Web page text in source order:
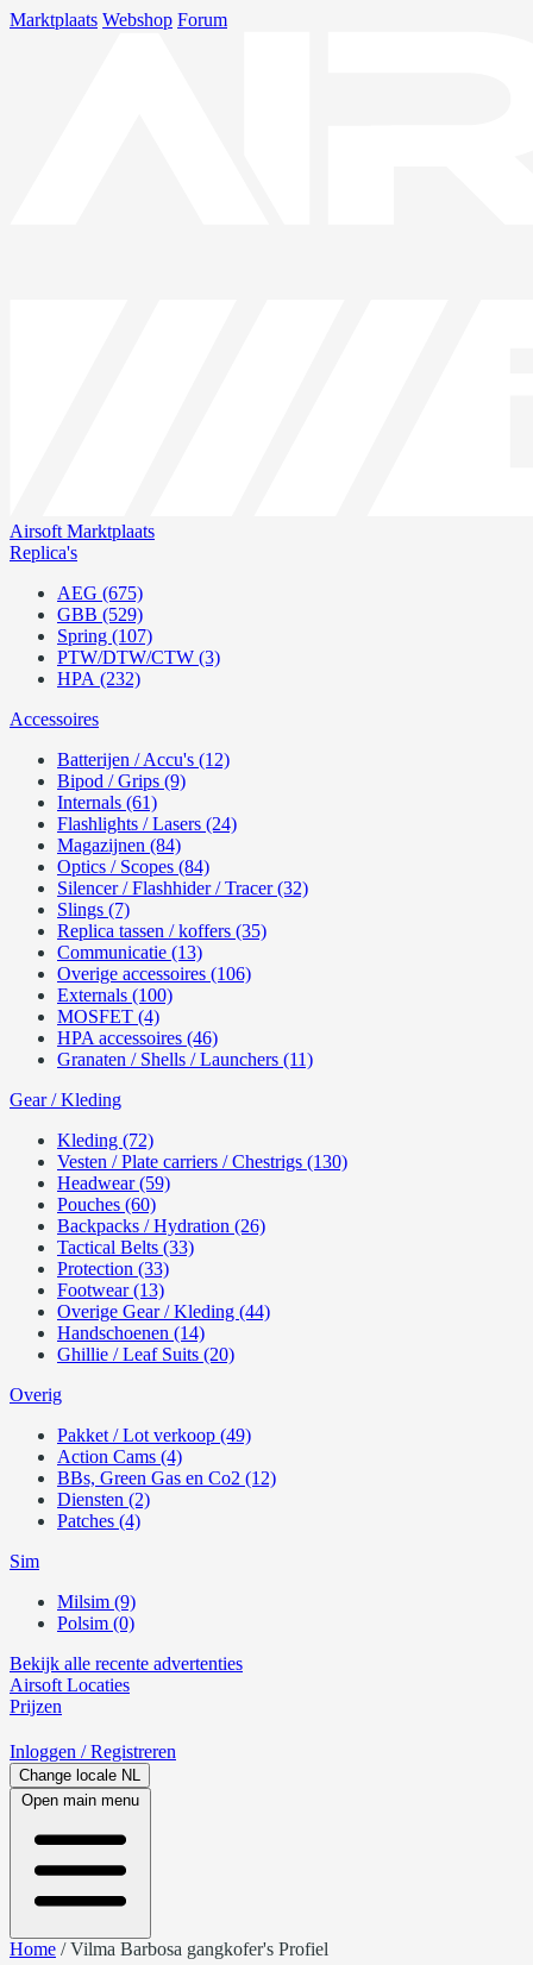
Marktplaats Webshop Forum
Airsoft Marktplaats
Replica's
AEG (675)
GBB (529)
Spring (107)
PTW/DTW/CTW (3)
HPA (232)
Accessoires
Batterijen / Accu's (12)
Bipod / Grips (9)
Internals (61)
Flashlights / Lasers (24)
Magazijnen (84)
Optics / Scopes (84)
Silencer / Flashhider / Tracer (32)
Slings (7)
Replica tassen / koffers (35)
Communicatie (13)
Overige accessoires (106)
Externals (100)
MOSFET (4)
HPA accessoires (46)
Granaten / Shells / Launchers (11)
Gear / Kleding
Kleding (72)
Vesten / Plate carriers / Chestrigs (130)
Headwear (59)
Pouches (60)
Backpacks / Hydration (26)
Tactical Belts (33)
Protection (33)
Footwear (13)
Overige Gear / Kleding (44)
Handschoenen (14)
Ghillie / Leaf Suits (20)
Overig
Pakket / Lot verkoop (49)
Action Cams (4)
BBs, Green Gas en Co2 (12)
Diensten (2)
Patches (4)
Sim
Milsim (9)
Polsim (0)
Bekijk alle recente advertenties
Airsoft Locaties
Prijzen
Inloggen / Registreren
Change locale NL
Open main menu
Home /Vilma Barbosa gangkofer's Profiel